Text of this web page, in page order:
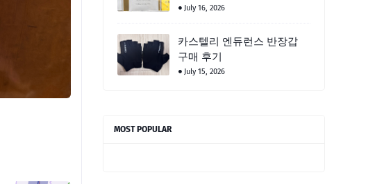
July 16, 2026
카스텔리 엔듀런스 반장갑
구매 후기
July 15, 2026
MOST POPULAR